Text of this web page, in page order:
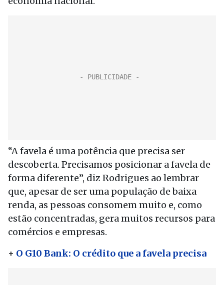
“A favela é uma potência que precisa ser
descoberta. Precisamos posicionar a favela de
forma diferente”, diz Rodrigues ao lembrar
que, apesar de ser uma população de baixa
renda, as pessoas consomem muito e, como
estão concentradas, gera muitos recursos para
comércios e empresas.
+ O G10 Bank: O crédito que a favela precisa